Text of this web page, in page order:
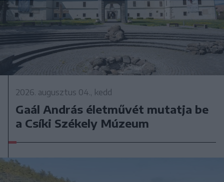
2026. augusztus 04., kedd
Gaál András életművét mutatja be
a Csíki Székely Múzeum